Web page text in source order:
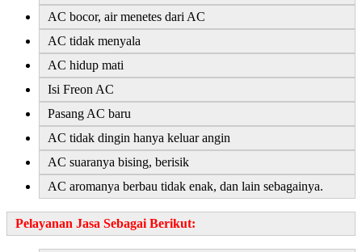
AC bocor, air menetes dari AC
AC tidak menyala
AC hidup mati
Isi Freon AC
Pasang AC baru
AC tidak dingin hanya keluar angin
AC suaranya bising, berisik
AC aromanya berbau tidak enak, dan lain sebagainya.
Pelayanan Jasa Sebagai Berikut: